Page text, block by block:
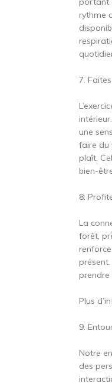
rythme
7.
une
faire du
plaît.
bien-
8.
La
forêt,
prendre
Plus
9.
Notre
des